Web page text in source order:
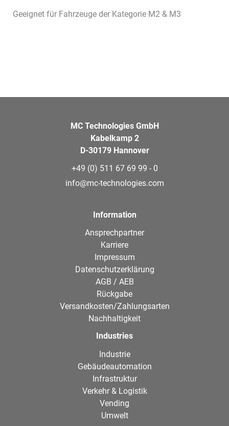
Geeignet für Fahrzeuge der Kategorie M2 & M3
MC Technologies GmbH
Kabelkamp 2
D-30179 Hannover
+49 (0) 511 67 69 99 - 0
info@mc-technologies.com
Information
Ansprechpartner
Karriere
Impressum
Datenschutzerklärung
AGB / AEB
Rückgabe
Versandkosten/Zahlungsarten
Nachhaltigkeit
Industries
Industrie
Gebäudeautomation
Infrastruktur
Verkehr & Logistik
Vending
Umwelt